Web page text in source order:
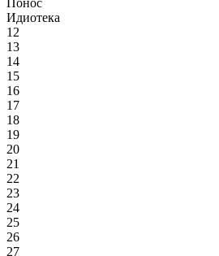
Понос
Идиотека
12
13
14
15
16
17
18
19
20
21
22
23
24
25
26
27